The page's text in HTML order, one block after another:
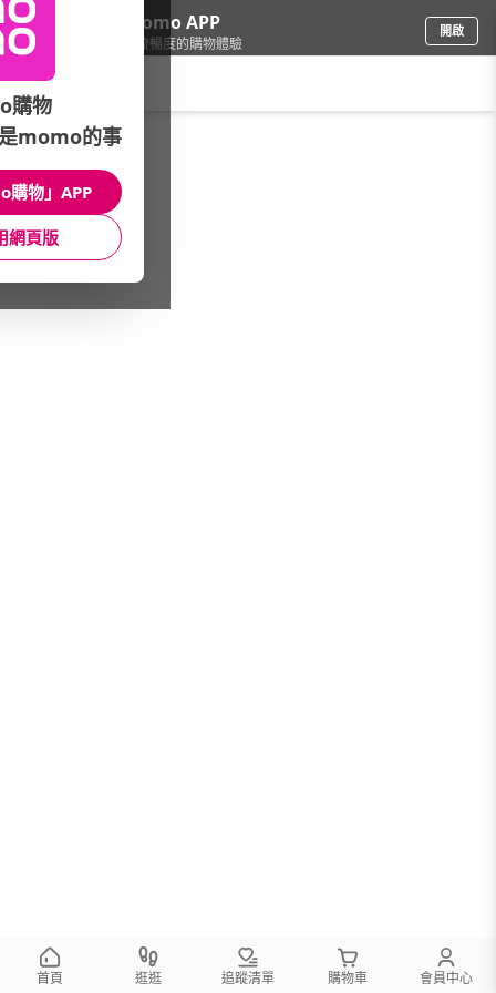
下載momo APP
給你3倍流暢度的購物體驗
開啟
餐廚用品/鍋具/台灣品牌
館長推薦 月銷量
首頁 逛逛 追蹤清單 購物車 會員中心
購物
momo的事
購物」APP
網頁版